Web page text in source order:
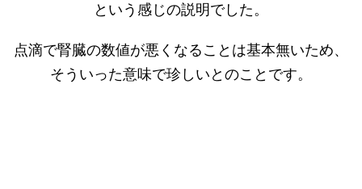
という感じの説明でした。
点滴で腎臓の数値が悪くなることは基本無いため、
そういった意味で珍しいとのことです。